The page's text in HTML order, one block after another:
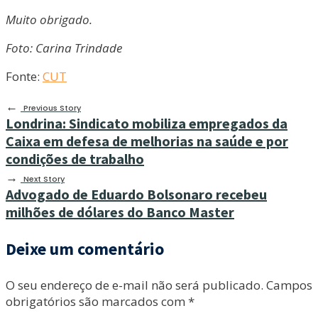
Muito obrigado.
Foto: Carina Trindade
Fonte: CUT
←
Previous Story
Londrina: Sindicato mobiliza empregados da
Caixa em defesa de melhorias na saúde e por
condições de trabalho
→ Next Story
Advogado de Eduardo Bolsonaro recebeu
milhões de dólares do Banco Master
Deixe um comentário
O seu endereço de e-mail não será publicado. Campos
obrigatórios são marcados com *